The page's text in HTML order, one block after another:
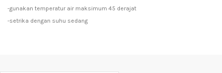
-gunakan temperatur air maksimum 45 derajat
-setrika dengan suhu sedang